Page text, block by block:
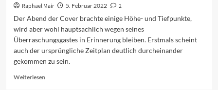
Raphael Mair 5. Februar 2022
2
Der Abend der Cover brachte einige Höhe- und Tiefpunkte,
wird aber wohl hauptsächlich wegen seines
Überraschungsgastes in Erinnerung bleiben. Erstmals scheint
auch der ursprüngliche Zeitplan deutlich durcheinander
gekommen zu sein.
WeiterlesenRead